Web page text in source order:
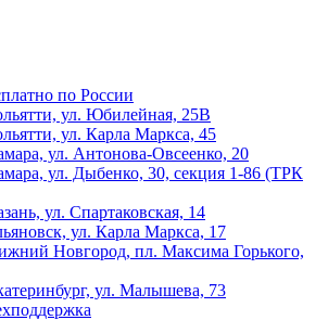
по России
ул. Юбилейная, 25В
ул. Карла Маркса, 45
ул. Антонова-Овсеенко, 20
ул. Дыбенко, 30, секция 1-86 (ТРК
ул. Спартаковская, 14
ул. Карла Маркса, 17
Новгород, пл. Максима Горького,
ул. Малышева, 73